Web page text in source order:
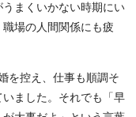
まくいかない時期にい
場の人間関係にも疲
を控え、仕事も順調そ
ました。それでも「早